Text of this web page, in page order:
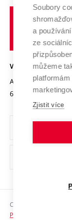
Výzkumné
Transfer znalostí
Open Science
Projekty
Projekty ze
Specifický výzkum
Spolupráce se
Služby univerzity
Mezinárodní
Univerzitní sítě
Profil univerzity
Udržitelná
Podnikavá
Bezpečná
Vyznamenání
Organizační
Ochrana osobních
Sociální bezpečí
VYSOKÉ UČENÍ
Antonínská 548/1
602 00 Brno
Copyright © 2026 VUT
Prohlášení o
Soubory
a
ze
můžeme
Zjistit více